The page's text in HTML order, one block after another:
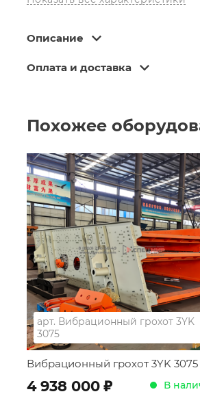
Описание
Оплата и доставка
Похожее
арт. Вибрационный грохот 3YK
3075
Вибрационный грохот 3YK 3075
4 938 000 ; В